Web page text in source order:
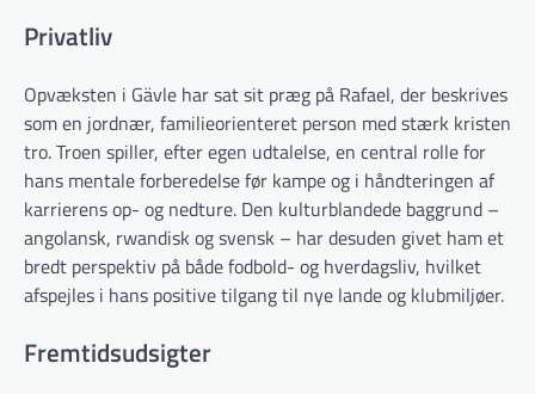
Privatliv
Opvæksten i Gävle har sat sit præg på Rafael, der beskrives
som en jordnær, familieorienteret person med stærk kristen
tro. Troen spiller, efter egen udtalelse, en central rolle for
hans mentale forberedelse før kampe og i håndteringen af
karrierens op- og nedture. Den kulturblandede baggrund –
angolansk, rwandisk og svensk – har desuden givet ham et
bredt perspektiv på både fodbold- og hverdagsliv, hvilket
afspejles i hans positive tilgang til nye lande og klubmiljøer.
Fremtidsudsigter